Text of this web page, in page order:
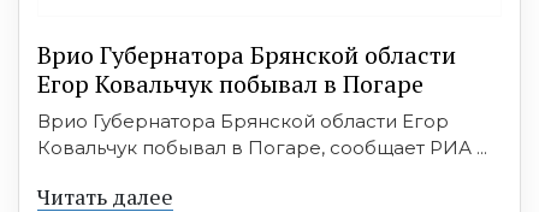
Врио Губернатора Брянской области
Егор Ковальчук побывал в Погаре
Врио Губернатора Брянской области Егор
Ковальчук побывал в Погаре, сообщает РИА ...
Читать далее